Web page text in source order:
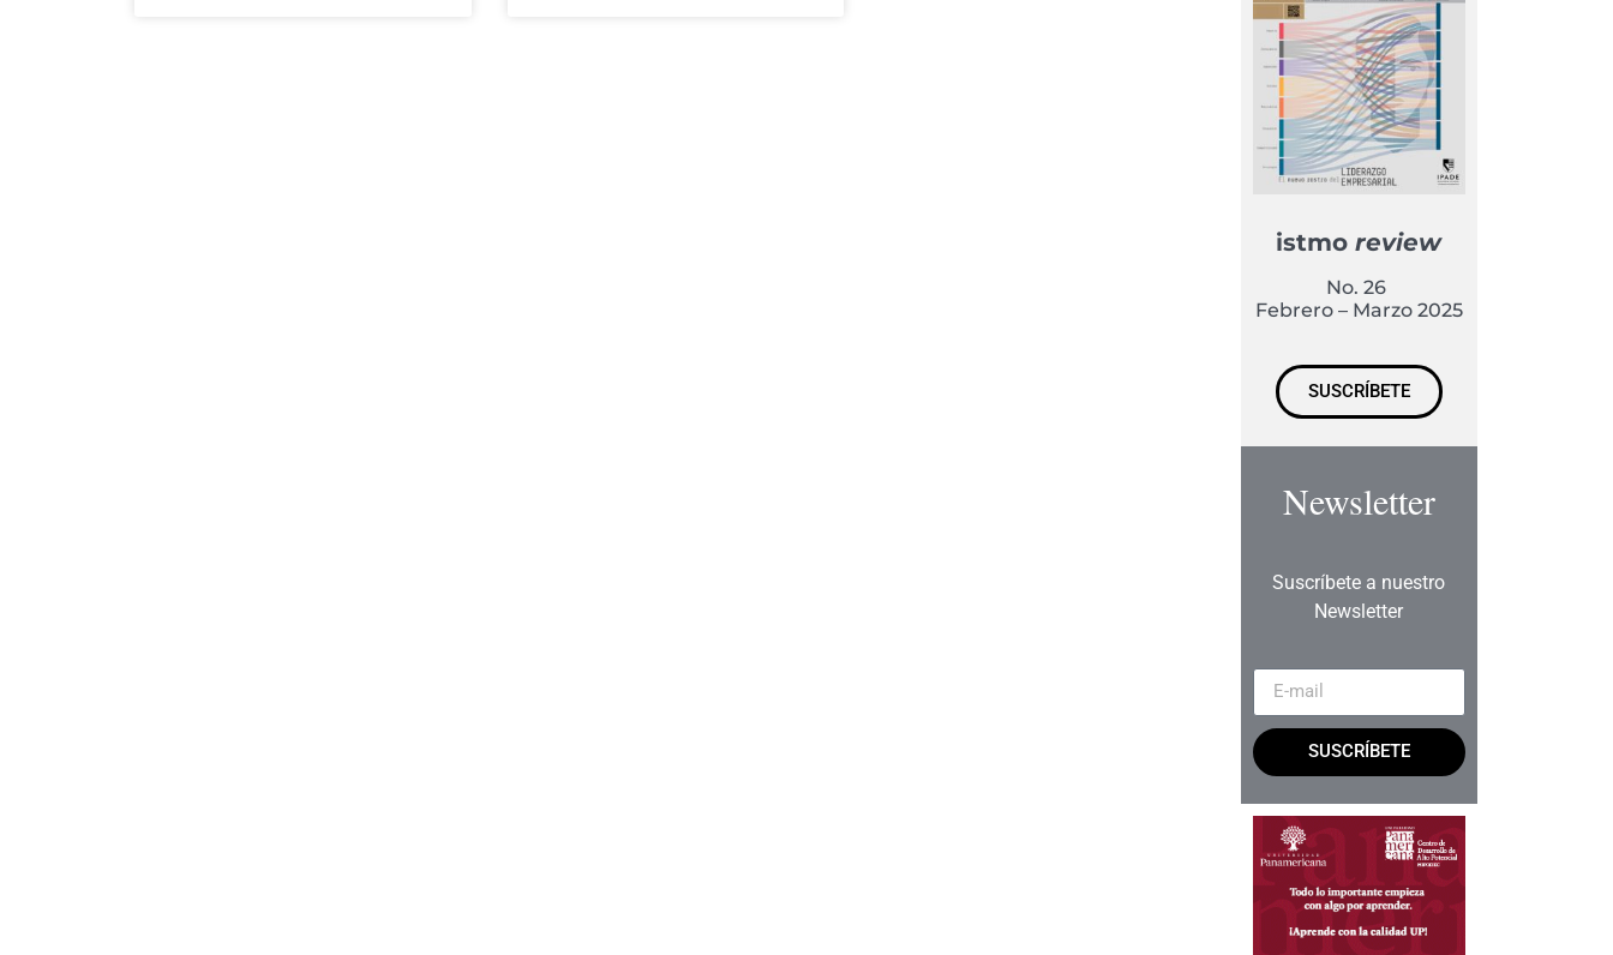
istmoreview
No. 26
Febrero – Marzo 2025
SUSCRÍBETE
Newsletter
Suscríbete a nuestro
Newsletter
SUSCRÍBETE